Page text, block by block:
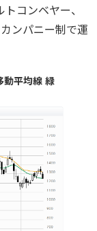
コンベヤー、
ンパニー制で運
動平均線 緑